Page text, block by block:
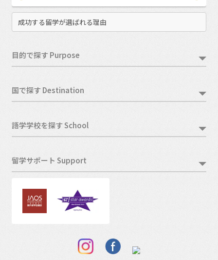
成功する留学が選ばれる理由
目的で探す Purpose
国で探す Destination
語学学校を探す School
留学サポート Support